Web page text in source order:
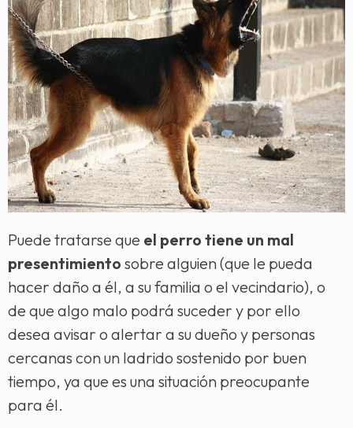
Puede tratarse que el perro tiene un mal
presentimiento sobre alguien (que le pueda
hacer daño a él, a su familia o el vecindario), o
de que algo malo podrá suceder y por ello
desea avisar o alertar a su dueño y personas
cercanas con un ladrido sostenido por buen
tiempo, ya que es una situación preocupante
para él.